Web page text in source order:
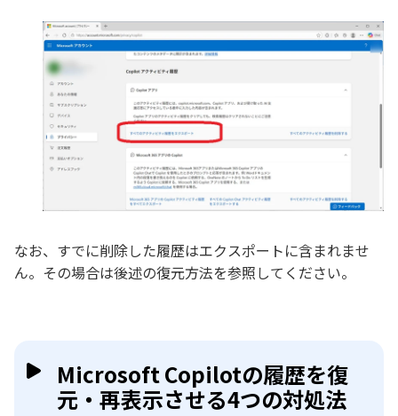
なお、すでに削除した履歴はエクスポートに含まれませ
ん。その場合は後述の復元方法を参照してください。
Microsoft Copilotの履歴を復
元・再表示させる4つの対処法